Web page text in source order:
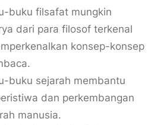
buku filsafat mungkin
dari para filosof terkenal
konsep-konsep
buku sejarah membantu
dan perkembangan
manusia.